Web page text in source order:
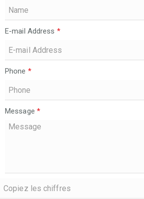
E-mail Address *
Phone *
Message *